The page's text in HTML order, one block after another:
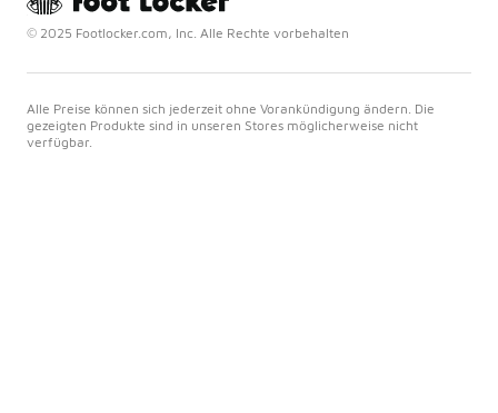
© 2025 Footlocker.com, Inc. Alle Rechte vorbehalten
Alle Preise können sich jederzeit ohne Vorankündigung ändern. Die
gezeigten Produkte sind in unseren Stores möglicherweise nicht
verfügbar.